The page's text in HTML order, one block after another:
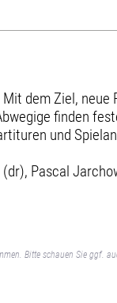
dem Ziel,
finden
und
Pascal
Bitte schauen Sie ggf.